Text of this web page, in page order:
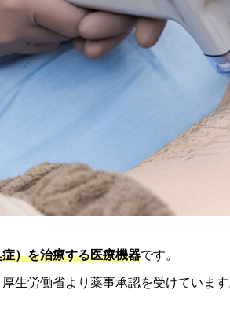
）を治療する医療機器です。
生労働省より薬事承認を受けていま